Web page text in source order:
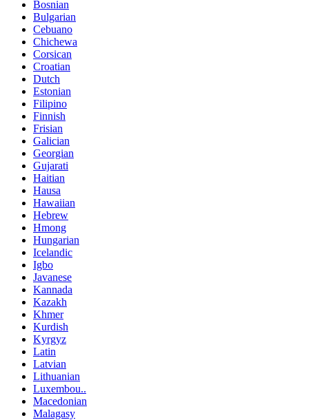
Bosnian
Bulgarian
Cebuano
Chichewa
Corsican
Croatian
Dutch
Estonian
Filipino
Finnish
Frisian
Galician
Georgian
Gujarati
Haitian
Hausa
Hawaiian
Hebrew
Hmong
Hungarian
Icelandic
Igbo
Javanese
Kannada
Kazakh
Khmer
Kurdish
Kyrgyz
Latin
Latvian
Lithuanian
Luxembou..
Macedonian
Malagasy